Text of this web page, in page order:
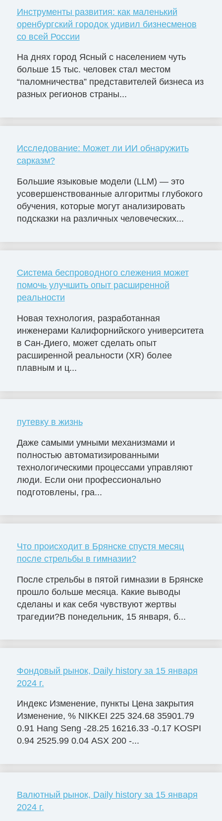
Инструменты развития: как маленький
оренбургский городок удивил бизнесменов
со всей России
На днях город Ясный с населением чуть
больше 15 тыс. человек стал местом
“паломничества” представителей бизнеса из
разных регионов страны...
Исследование: Может ли ИИ обнаружить
сарказм?
Большие языковые модели (LLM) — это
усовершенствованные алгоритмы глубокого
обучения, которые могут анализировать
подсказки на различных человеческих...
Система беспроводного слежения может
помочь улучшить опыт расширенной
реальности
Новая технология, разработанная
инженерами Калифорнийского университета
в Сан-Диего, может сделать опыт
расширенной реальности (XR) более
плавным и ц...
путевку в жизнь
Даже самыми умными механизмами и
полностью автоматизированными
технологическими процессами управляют
люди. Если они профессионально
подготовлены, гра...
Что происходит в Брянске спустя месяц
после стрельбы в гимназии?
После стрельбы в пятой гимназии в Брянске
прошло больше месяца. Какие выводы
сделаны и как себя чувствуют жертвы
трагедии?В понедельник, 15 января, б...
Фондовый рынок, Daily history за 15 января
2024 г.
Индекс Изменение, пункты Цена закрытия
Изменение, % NIKKEI 225 324.68 35901.79
0.91 Hang Seng -28.25 16216.33 -0.17 KOSPI
0.94 2525.99 0.04 ASX 200 -...
Валютный рынок, Daily history за 15 января
2024 г.